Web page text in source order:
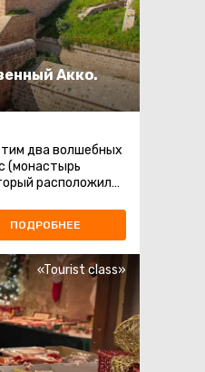
Акко.
два волшебных
(монастырь
ПОДРОБНЕЕ
«Tourist class»